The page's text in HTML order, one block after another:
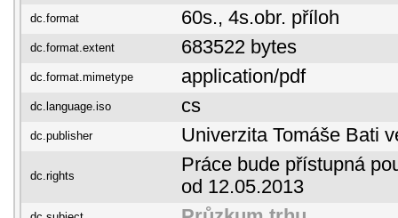
dc.format 60s., 4s.obr. příloh
dc.format.extent 683522 bytes
dc.format.mimetype application/pdf
dc.language.iso cs
dc.publisher Univerzita Tomáše Bati
dc.rights
Práce bude přístupná
od 12.05.2013